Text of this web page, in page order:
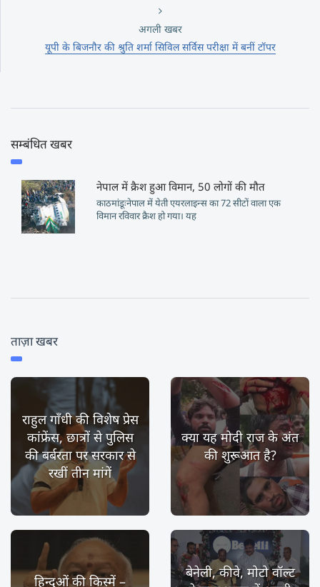
अगली खबर
यूपी के बिजनौर की श्रुति शर्मा सिविल सर्विस परीक्षा में बनीं टॉपर
सम्बंधित खबर
नेपाल में क्रैश हुआ विमान, 50 लोगों की मौत
काठमांडूःनेपाल में येती एयरलाइन्स का 72 सीटों वाला एक
विमान रविवार क्रैश हो गया। यह
ताज़ा खबर
राहुल गाँधी की विशेष प्रेस
कांफ्रेंस, छात्रों से पुलिस
की बर्बरता पर सरकार से
रखीं तीन मांगें
क्या यह मोदी राज के अंत
की शुरूआत है?
हिन्दुओं की किस्में –
बेनेली, कीवे, मोटो वॉल्ट